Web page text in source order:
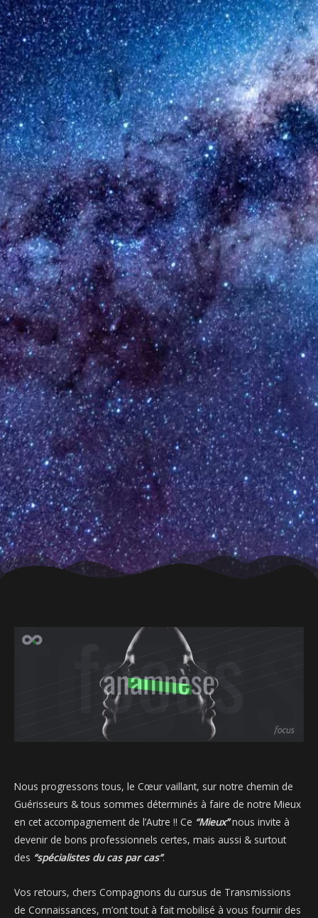
Nous progressons tous, le Cœur vaillant, sur notre chemin de
Guérisseurs & tous sommes déterminés à faire de notre Mieux
en cet accompagnement de l’Autre !! Ce “Mieux”nous invite à
devenir de bons professionnels certes, mais aussi & surtout
des “spécialistes du cas par cas”.
Vos retours, chers Compagnons du cursus de Transmissions
de Connaissances, m’ont tout à fait mobilisé à vous fournir des